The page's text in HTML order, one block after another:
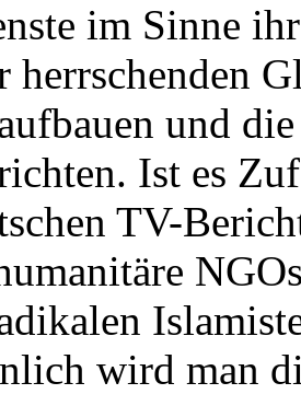
im Sinne
herrschenden
und
Ist es
TV-
wird man